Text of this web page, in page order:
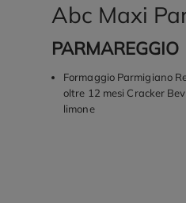
Abc Maxi
PARMAREGGIO
Formaggio Parmigiano
oltre 12 mesi Cracker
limone